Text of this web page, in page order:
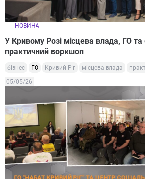
НОВИНА
У Кривому Розі місцева влада, ГО та
практичний воркшоп
бізнес ГО Кривий Ріг місцева влада
05/05/26